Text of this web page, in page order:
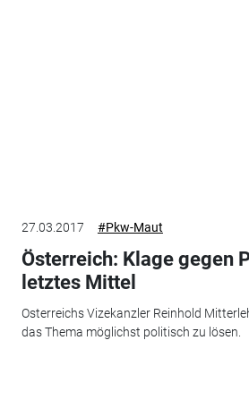
27.03.2017 #Pkw-Maut
Österreich: Klage gegen
letztes Mittel
Osterreichs Vizekanzler Reinhold
das Thema möglichst politisch zu lösen.